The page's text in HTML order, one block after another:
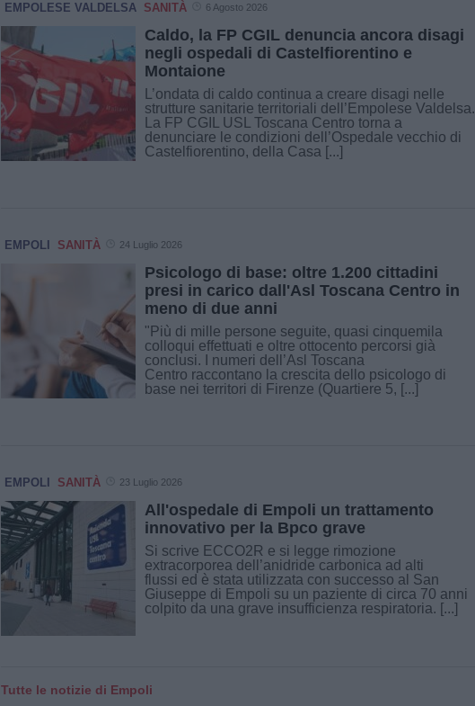
EMPOLESE VALDELSA SANITÀ 6 Agosto 2026
Caldo, la FP CGIL denuncia ancora disagi
negli ospedali di Castelfiorentino e
Montaione
L’ondata di caldo continua a creare disagi nelle
strutture sanitarie territoriali dell’Empolese Valdelsa.
La FP CGIL USL Toscana Centro torna a
denunciare le condizioni dell’Ospedale vecchio di
Castelfiorentino, della Casa [...]
EMPOLI SANITÀ 24 Luglio 2026
Psicologo di base: oltre 1.200 cittadini
presi in carico dall'Asl Toscana Centro in
meno di due anni
"Più di mille persone seguite, quasi cinquemila
colloqui effettuati e oltre ottocento percorsi già
conclusi. I numeri dell’Asl Toscana
Centro raccontano la crescita dello psicologo di
base nei territori di Firenze (Quartiere 5, [...]
EMPOLI SANITÀ 23 Luglio 2026
All'ospedale di Empoli un trattamento
innovativo per la Bpco grave
Si scrive ECCO2R e si legge rimozione
extracorporea dell’anidride carbonica ad alti
flussi ed è stata utilizzata con successo al San
Giuseppe di Empoli su un paziente di circa 70 anni
colpito da una grave insufficienza respiratoria. [...]
Tutte le notizie di Empoli